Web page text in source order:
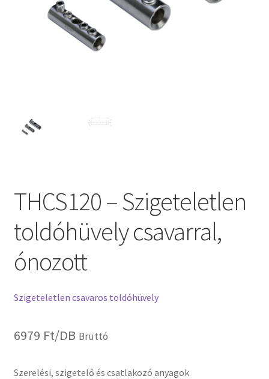
THCS120 – Szigeteletlen
toldóhüvely csavarral,
ónozott
Szigeteletlen csavaros toldóhüvely
6979 Ft/DB Bruttó
Szerelési, szigetelő és csatlakozó anyagok